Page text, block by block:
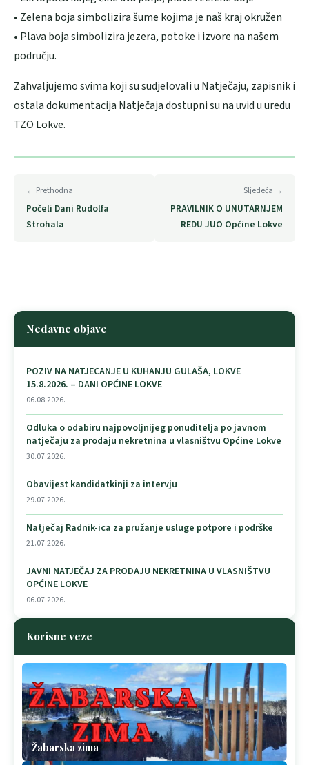
• Zelena boja simbolizira šume kojima je naš kraj okružen
• Plava boja simbolizira jezera, potoke i izvore na našem
području.
Zahvaljujemo svima koji su sudjelovali u Natječaju, zapisnik i
ostala dokumentacija Natječaja dostupni su na uvid u uredu
TZO Lokve.
← Prethodna
Počeli Dani Rudolfa
Strohala
Sljedeća →
PRAVILNIK O UNUTARNJEM
REDU JUO Općine Lokve
Nedavne objave
POZIV NA NATJECANJE U KUHANJU GULAŠA, LOKVE
15.8.2026. – DANI OPĆINE LOKVE
06.08.2026.
Odluka o odabiru najpovoljnijeg ponuditelja po javnom
natječaju za prodaju nekretnina u vlasništvu Općine Lokve
30.07.2026.
Obavijest kandidatkinji za intervju
29.07.2026.
Natječaj Radnik-ica za pružanje usluge potpore i podrške
21.07.2026.
JAVNI NATJEČAJ ZA PRODAJU NEKRETNINA U VLASNIŠTVU
OPĆINE LOKVE
06.07.2026.
Korisne veze
Žabarska zima